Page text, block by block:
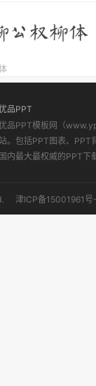
品PPT
品PPT模板网（
站。包括PPT图表、PPT
国内最大最权威的PPT下
津ICP备15001961号